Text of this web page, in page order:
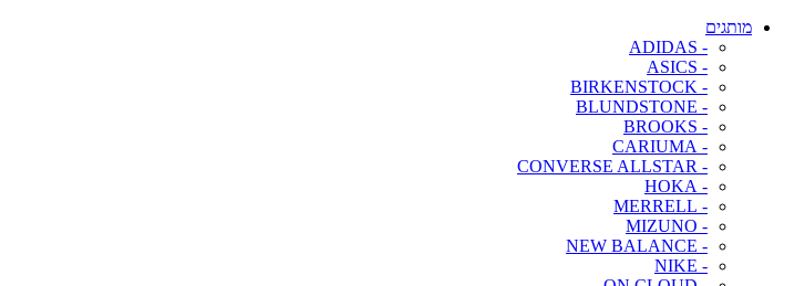
מותגים
- ADIDAS
- ASICS
- BIRKENSTOCK
- BLUNDSTONE
- BROOKS
- CARIUMA
- CONVERSE ALLSTAR
- HOKA
- MERRELL
- MIZUNO
- NEW BALANCE
- NIKE